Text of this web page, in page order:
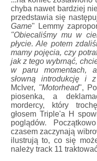
chyba nawet bardziej
przedstawia się
Game" Lemmy
"Obiecaliśmy mu w
płycie. Ale potem
mamy pojęcia, czy
jak z tego wybrnąć,
w paru momentach,
słowną introdukcję i
McIver, "Motorhead",
piosenka, a
mordercy, który
głosem Triple'a H
poglądów.
czasem zaczynają
ilustrują to, co się
należy track 11